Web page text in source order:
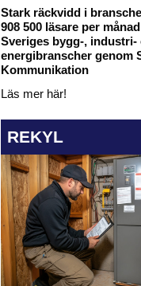
Stark räckvidd i
908 500 läsare per
Sveriges bygg-, industri-
energibranscher genom
Kommunikation
Läs mer här!
REKYL